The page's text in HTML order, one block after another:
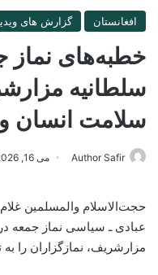
افغانستان گزارش های
خطبه‌های نماز
سلطانیه
سلامت انسان
Author Safir می 16, 2026
حجت‌الاسلام والمسلمین
عبادی ـ سیاسی نماز جمعه
مزارشریف، نمازگزاران را